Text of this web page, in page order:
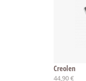
Creolen
44,90 €